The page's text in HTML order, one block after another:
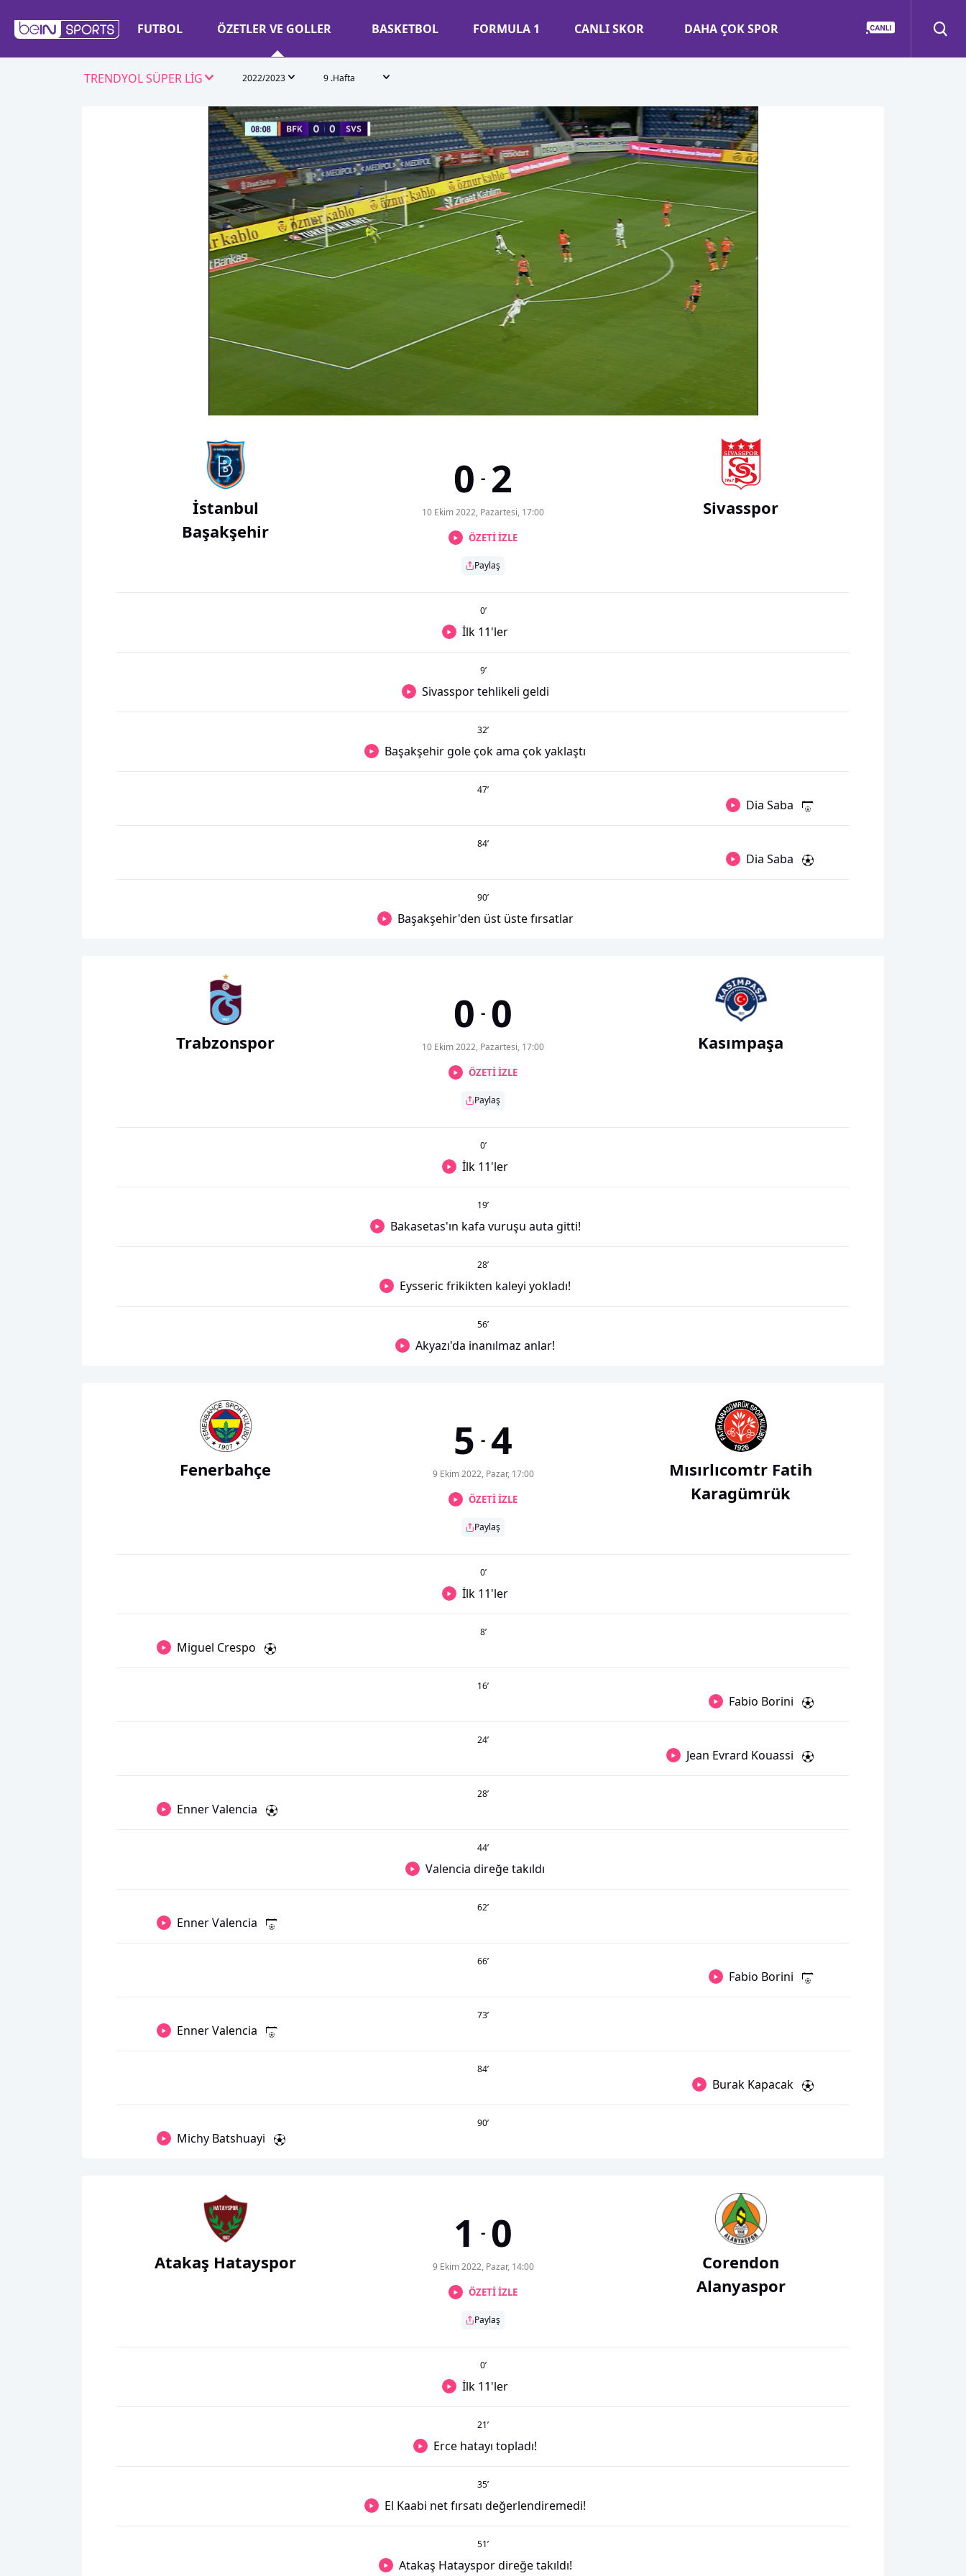
FUTBOL ÖZETLER VE GOLLER BASKETBOL FORMULA 1 CANLI SKOR DAHA ÇOK SPOR
TRENDYOL SÜPER LİG 2022/2023 9 .Hafta
İstanbul
Başakşehir
0 - 2
10 Ekim 2022, Pazartesi, 17:00
ÖZETİ İZLE
Paylaş
Sivasspor
0’
İlk 11'ler
9’
Sivasspor tehlikeli geldi
32’
Başakşehir gole çok ama çok yaklaştı
47’
Dia Saba
84’
Dia Saba
90’
Başakşehir'den üst üste fırsatlar
Trabzonspor
0 - 0
10 Ekim 2022, Pazartesi, 17:00
ÖZETİ İZLE
Paylaş
Kasımpaşa
0’
İlk 11'ler
19’
Bakasetas'ın kafa vuruşu auta gitti!
28’
Eysseric frikikten kaleyi yokladı!
56’
Akyazı'da inanılmaz anlar!
Fenerbahçe
5 - 4
9 Ekim 2022, Pazar, 17:00
ÖZETİ İZLE
Paylaş
Mısırlıcomtr Fatih
Karagümrük
0’
İlk 11'ler
8’
Miguel Crespo
16’
Fabio Borini
24’
Jean Evrard Kouassi
28’
Enner Valencia
44’
Valencia direğe takıldı
62’
Enner Valencia
66’
Fabio Borini
73’
Enner Valencia
84’
Burak Kapacak
90’
Michy Batshuayi
Atakaş Hatayspor
1 - 0
9 Ekim 2022, Pazar, 14:00
ÖZETİ İZLE
Paylaş
Corendon
Alanyaspor
0’
İlk 11'ler
21’
Erce hatayı topladı!
35’
El Kaabi net fırsatı değerlendiremedi!
51’
Atakaş Hatayspor direğe takıldı!